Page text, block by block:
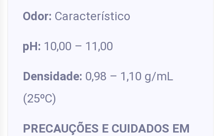
Odor: Característico
pH: 10,00 – 11,00
Densidade: 0,98 – 1,10 g/mL
(25ºC)
PRECAUÇÕES E CUIDADOS EM